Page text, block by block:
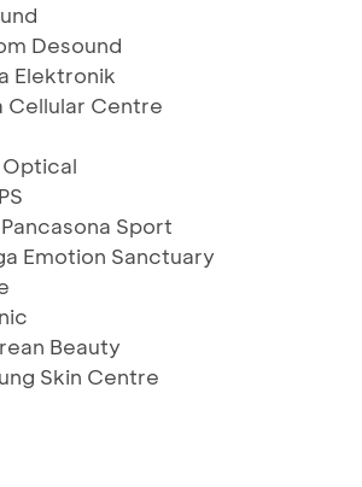
Desound
Elektronik
Cellular Centre
Sport
Emotion Sanctuary
Beauty
Skin Centre